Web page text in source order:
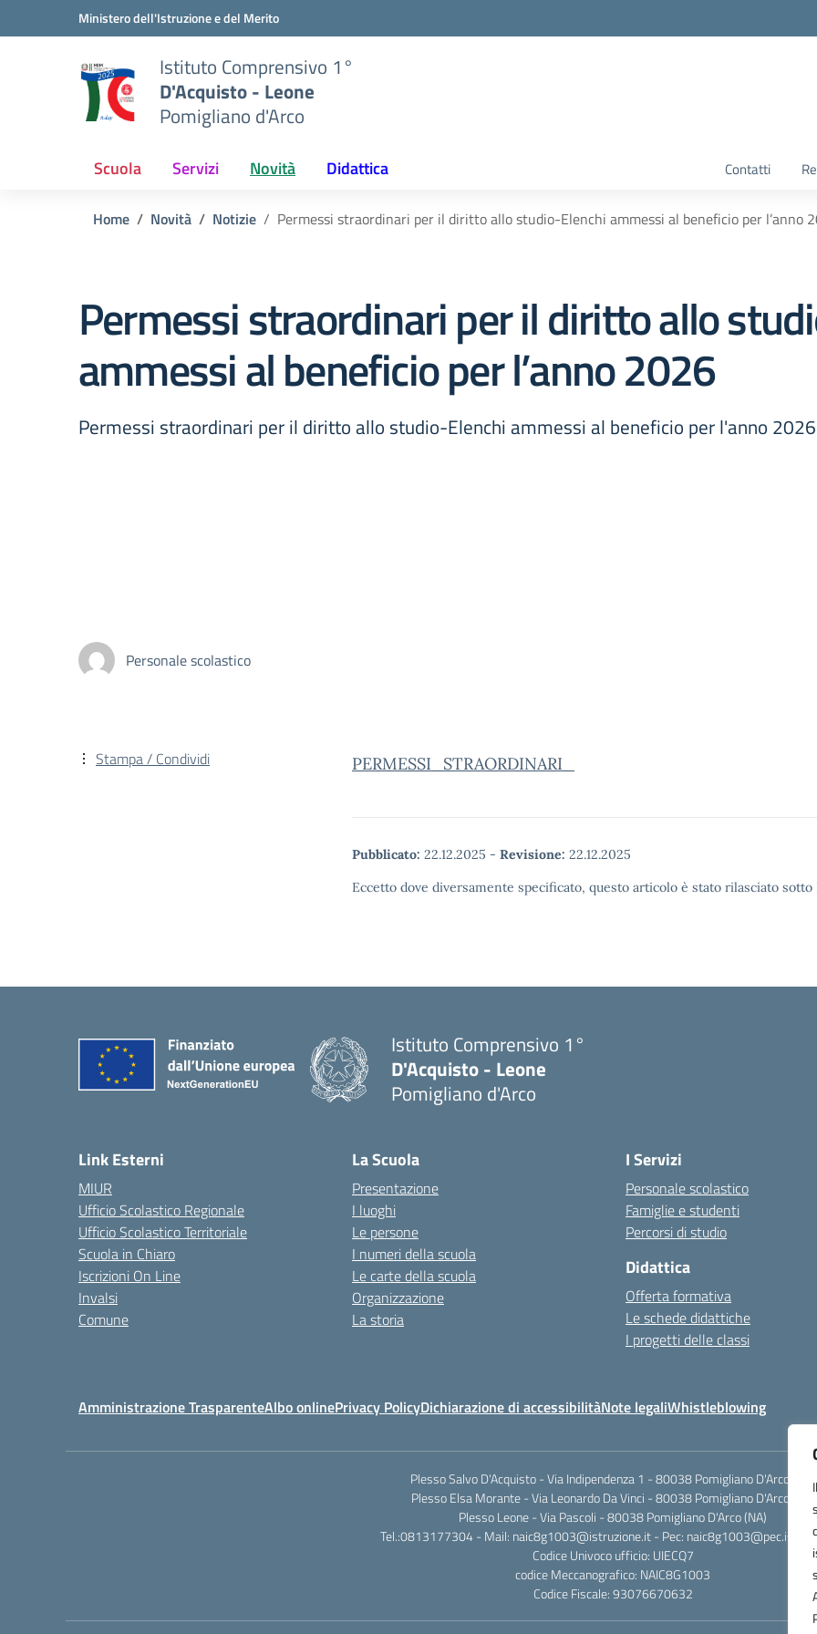
Vai ai contenuti
Vai al menu di navigazioneMinistero dell'Istruzione e del Merito
Istituto Comprensivo 1°
D'Acquisto - Leone
Pomigliano d'Arco
Scuola Servizi Novità Didattica Contatti
Home Novità Notizie Permessi straordinari per il diritto allo studio-Elenchi ammessi al beneficio per l’anno
Permessi straordinari per il diritto allo
ammessi al beneficio per l’anno 2026
Permessi straordinari per il diritto allo studio-Elenchi ammessi al beneficio per l'anno 2026
Personale scolastico
PERMESSI_STRAORDINARI_
Pubblicato: 22.12.2025 - Revisione: 22.12.2025
Eccetto dove diversamente specificato, questo articolo è stato rilasciato
Stampa / Condividi
Istituto Comprensivo 1°
D'Acquisto - Leone
Pomigliano d'Arco
Link Esterni
MIUR
Ufficio Scolastico Regionale
Ufficio Scolastico Territoriale
Scuola in Chiaro
Iscrizioni On Line
Invalsi
Comune
La Scuola
Presentazione
I luoghi
Le persone
I numeri della scuola
Le carte della scuola
Organizzazione
La storia
I Servizi
Personale scolastico
Famiglie e studenti
Percorsi di studio
Didattica
Offerta formativa
Le schede didattiche
I progetti delle classi
Amministrazione TrasparenteAlbo onlinePrivacy PolicyDichiarazione di accessibilitàNote legaliWhistleblowing
Plesso Salvo D'Acquisto - Via Indipendenza 1 - 80038 Pomigliano D'Arco (NA)
Plesso Elsa Morante - Via Leonardo Da Vinci - 80038 Pomigliano D'Arco (NA)
Plesso Leone - Via Pascoli - 80038 Pomigliano D'Arco (NA)
Tel.:0813177304 - Mail: naic8g1003@istruzione.it - Pec:
Codice Univoco ufficio: UIECQ7
codice Meccanografico: NAIC8G1003
Codice Fiscale: 93076670632